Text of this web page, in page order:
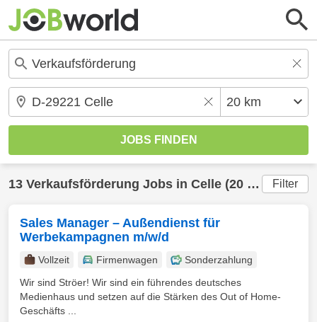
13 Verkaufsförderung Jobs in Celle (20 km) gefunden Filter
Sales Manager – Außendienst für
Werbekampagnen m/w/d
Vollzeit Firmenwagen
Sonderzahlung
Wir sind Ströer! Wir sind ein führendes deutsches
Medienhaus und setzen auf die Stärken des Out of Home-
Geschäfts ...